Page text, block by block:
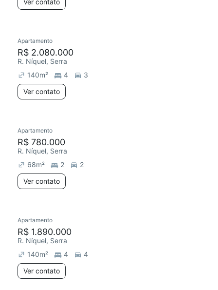
Ver contato
Apartamento
R$ 2.080.000
R. Níquel, Serra
140m² 4
3
Ver contato
Apartamento
R$ 780.000
R. Níquel, Serra
68m² 2
2
Ver contato
Apartamento
R$ 1.890.000
R. Níquel, Serra
140m² 4
4
Ver contato